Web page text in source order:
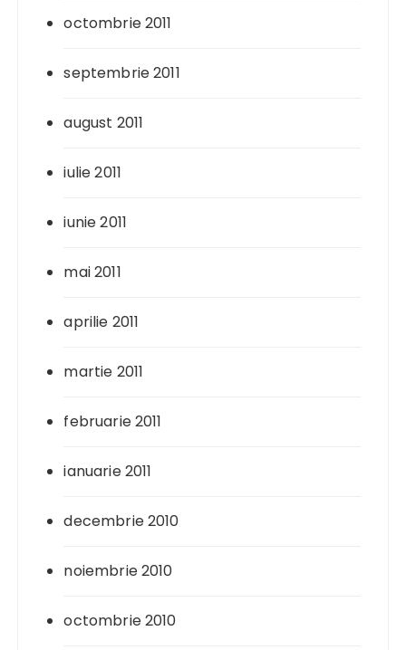
octombrie 2011
septembrie 2011
august 2011
iulie 2011
iunie 2011
mai 2011
aprilie 2011
martie 2011
februarie 2011
ianuarie 2011
decembrie 2010
noiembrie 2010
octombrie 2010